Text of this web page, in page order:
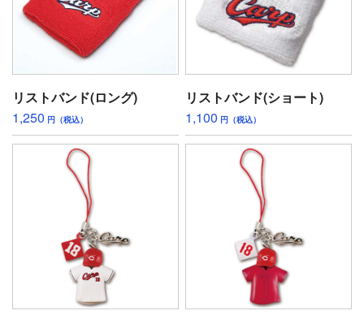
リストバンド(ロング)
1,250 円（税込）
リストバンド(ショート)
1,100 円（税込）